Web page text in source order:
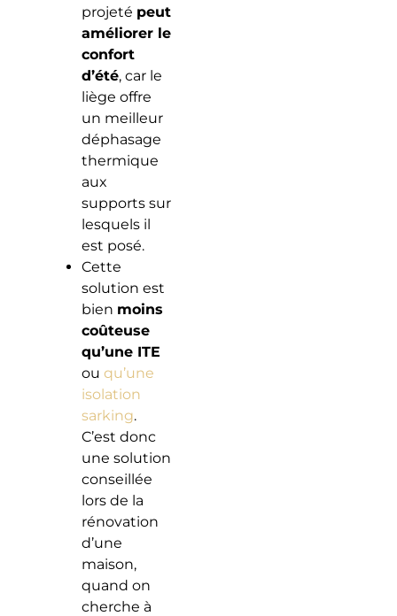
projeté peut
améliorer le
confort
d’été, car le
liège offre
un meilleur
déphasage
thermique
aux
supports sur
lesquels il
est posé.
Cette
solution est
bien moins
coûteuse
qu’une ITE
ou qu’une
isolation
sarking.
C’est donc
une solution
conseillée
lors de la
rénovation
d’une
maison,
quand on
cherche à